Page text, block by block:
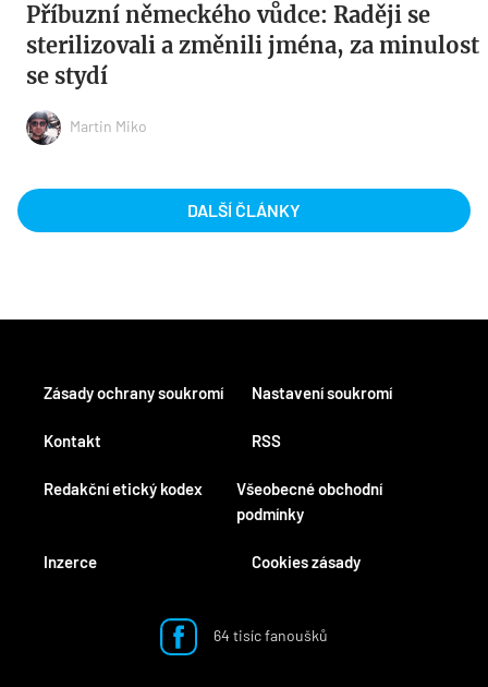
Příbuzní německého vůdce: Raději se
sterilizovali a změnili jména, za minulost
se stydí
Martin Miko
DALŠÍ ČLÁNKY
Kontakt
Redakční etický kodex
Inzerce
RSS
Všeobecné obchodní
podmínky
Cookies zásady
Zásady ochrany soukromí Nastavení soukromí
64 tisíc fanoušků